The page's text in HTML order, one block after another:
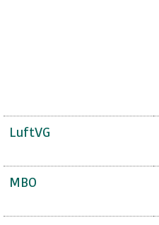
LuftVG
MBO